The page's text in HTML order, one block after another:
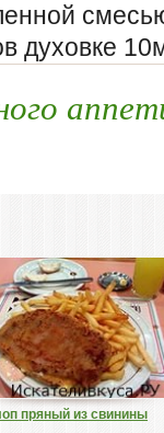
духовке
пряный из свинины